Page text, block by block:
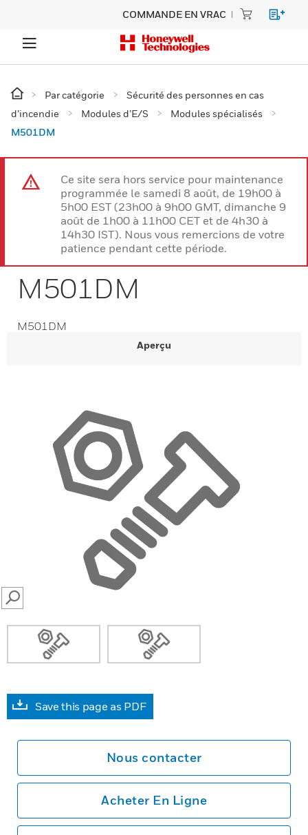
COMMANDE EN VRAC
Par catégorie
Sécurité des personnes en cas
d’incendie
Modules d’E/S
Modules spécialisés
M501DM
Ce site sera hors service pour maintenance
programmée le samedi 8 août, de 19h00 à
5h00 EST (23h00 à 9h00 GMT, dimanche 9
août de 1h00 à 11h00 CET et de 4h30 à
14h30 IST). Nous vous remercions de votre
patience pendant cette période.
M501DM
M501DM
Aperçu
SEARCH
Save this page as PDF
Nous contacter
Acheter En Ligne